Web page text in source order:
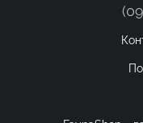
Наш асортимент
повітряна,